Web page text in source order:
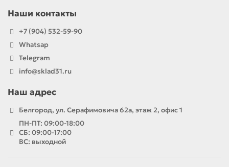
Наши контакты
+7 (904) 532-59-90
Whatsap
Telegram
info@sklad31.ru
Наш адрес
Белгород, ул. Серафимовича 62а, этаж 2, офис 1
ПН-ПТ: 09:00-18:00
СБ: 09:00-17:00
ВС: выходной